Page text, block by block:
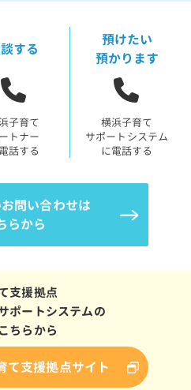
する
子育て
トナー
話する
預けたい
預かります
横浜子育て
サポートシステム
に電話する
問い合わせは
らから
支援拠点
ポートシステムの
ちらから
て支援拠点サイト